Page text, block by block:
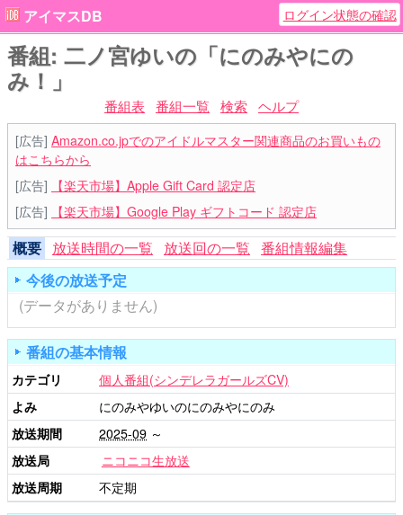
アイマスDB ログイン状態の確認
番組: 二ノ宮ゆいの「にのみやにの
み！」
番組表 番組一覧 検索 ヘルプ
[広告] Amazon.co.jpでのアイドルマスター関連商品のお買いもの
はこちらから
[広告]
【楽天市場】Apple Gift Card 認定店
[広告]
【楽天市場】Google Play ギフトコード 認定店
概要 放送時間の一覧 放送回の一覧 番組情報編集
今後の放送予定
(データがありません)
番組の基本情報
カテゴリ
個人番組(シンデレラガールズCV)
よみ
にのみやゆいのにのみやにのみ
放送期間
2025-09 ～
放送局
ニコニコ生放送
放送周期
不定期